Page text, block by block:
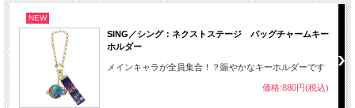
NEW
SING／シング：ネクストステージ バッグチャームキー
ホルダー
メインキャラが全員集合！？賑やかなキーホルダーです
価格:880円(税込)